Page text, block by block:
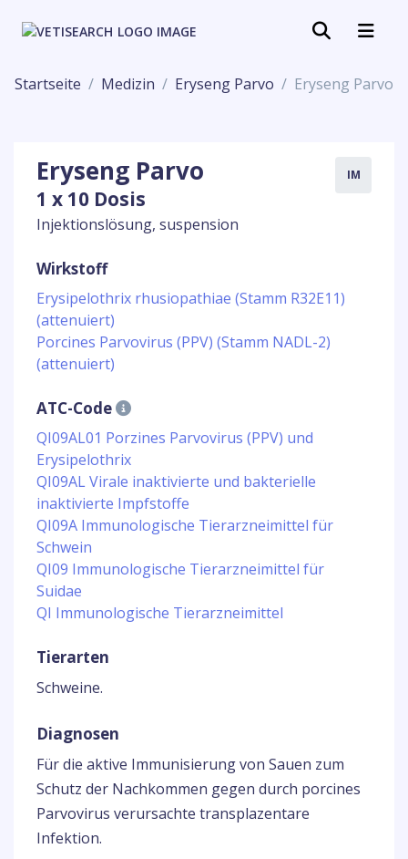
Startseite Medizin Eryseng Parvo Eryseng Parvo
Eryseng Parvo
1 x 10 Dosis
Injektionslösung, suspension
IM
Wirkstoff
Erysipelothrix rhusiopathiae (Stamm R32E11)
(attenuiert)
Porcines Parvovirus (PPV) (Stamm NADL-2)
(attenuiert)
ATC-Code
QI09AL01 Porzines Parvovirus (PPV) und
Erysipelothrix
QI09AL Virale inaktivierte und bakterielle
inaktivierte Impfstoffe
QI09A Immunologische Tierarzneimittel für
Schwein
QI09 Immunologische Tierarzneimittel für
Suidae
QI Immunologische Tierarzneimittel
Tierarten
Schweine.
Diagnosen
Für die aktive Immunisierung von Sauen zum
Schutz der Nachkommen gegen durch porcines
Parvovirus verursachte transplazentare
Infektion.